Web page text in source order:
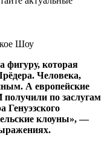
Шоу
фигуру, которая
Человека,
А европейские
по заслугам
Генуэзского
клоуны», —